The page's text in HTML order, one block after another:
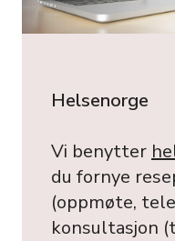
Helsenorge
Vi benytter
du fornye
(oppmøte,
konsultasjon